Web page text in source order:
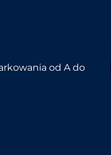
od A do